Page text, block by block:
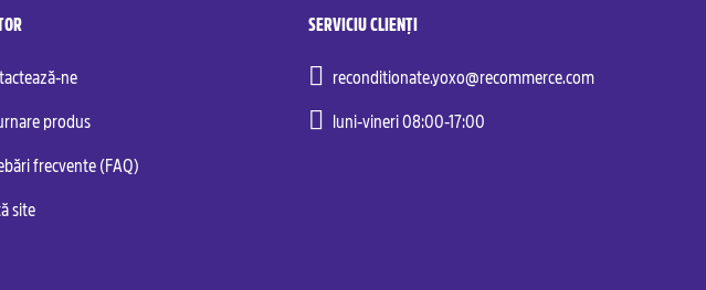
ne
produs
frecvente (FAQ)
site
SERVICIU CLIENȚI
reconditionate.yoxo@recommerce.com
luni-vineri 08:00-17:00